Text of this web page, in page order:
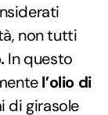
non tutti
In questo
l’olio di
di girasole